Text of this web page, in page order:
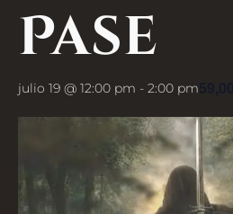
Pase
julio 19 @ 12:00 pm - 2:00 pm